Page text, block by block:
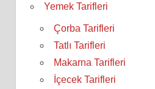
Yemek Tarifleri
Çorba Tarifleri
Tatlı Tarifleri
Makarna Tarifleri
İçecek Tarifleri